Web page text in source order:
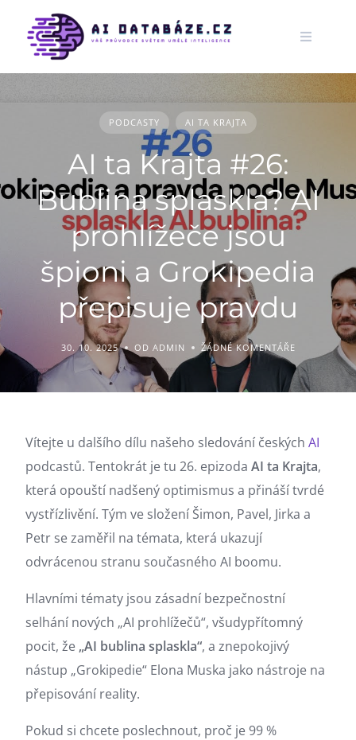
content
PODCASTY AI TA KRAJTA
AI ta Krajta #26:
Bublina splaskla? AI
prohlížeče jsou
špioni a Grokipedia
přepisuje pravdu
30. 10. 2025 OD ADMIN ŽÁDNÉ KOMENTÁŘE
Vítejte u dalšího dílu našeho sledování českých AI
podcastů. Tentokrát je tu 26. epizoda AI ta Krajta,
která opouští nadšený optimismus a přináší tvrdé
vystřízlivění. Tým ve složení Šimon, Pavel, Jirka a
Petr se zaměřil na témata, která ukazují
odvrácenou stranu současného AI boomu.
Hlavními tématy jsou zásadní bezpečnostní
selhání nových „AI prohlížečů“, všudypřítomný
pocit, že „AI bublina splaskla“, a znepokojivý
nástup „Grokipedie“ Elona Muska jako nástroje na
přepisování reality.
Pokud si chcete poslechnout, proč je 99 %